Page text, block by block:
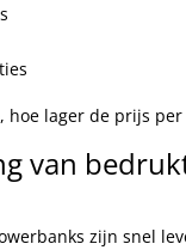
hoe lager de prijs per
van
zijn snel